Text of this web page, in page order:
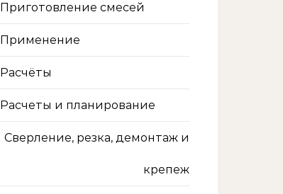
Приготовление смесей
Применение
Расчёты
Расчеты и планирование
Сверление, резка, демонтаж и
крепеж